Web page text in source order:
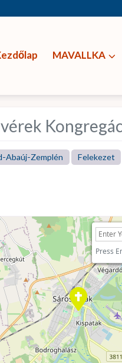
MAVALLKA
Abaúj-Zemplén Felekezet
Press